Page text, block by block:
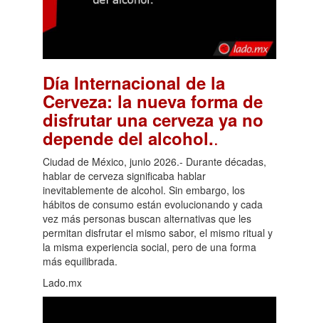
Día Internacional de la
Cerveza: la nueva forma de
disfrutar una cerveza ya no
depende del alcohol..
Ciudad de México, junio 2026.- Durante décadas,
hablar de cerveza significaba hablar
inevitablemente de alcohol. Sin embargo, los
hábitos de consumo están evolucionando y cada
vez más personas buscan alternativas que les
permitan disfrutar el mismo sabor, el mismo ritual y
la misma experiencia social, pero de una forma
más equilibrada.
Lado.mx